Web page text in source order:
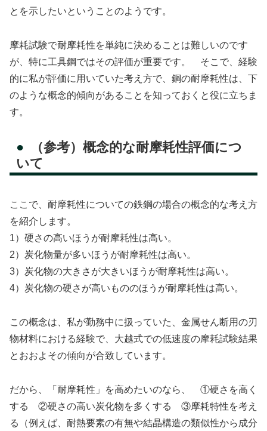
とを示したいということのようです。
摩耗試験で耐摩耗性を単純に決めることは難しいのです
が、特に工具鋼ではその評価が重要です。 そこで、経験
的に私が評価に用いていた考え方で、鋼の耐摩耗性は、下
のような概念的傾向があることを知っておくと役に立ちま
す。
（参考）概念的な耐摩耗性評価につ
いて
ここで、耐摩耗性についての鉄鋼の場合の概念的な考え方
を紹介します。
1）硬さの高いほうが耐摩耗性は高い。
2）炭化物量が多いほうが耐摩耗性は高い。
3）炭化物の大きさが大きいほうが耐摩耗性は高い。
4）炭化物の硬さが高いもののほうが耐摩耗性は高い。
この概念は、私が勤務中に扱っていた、金属せん断用の刃
物材料における経験で、大越式での低速度の摩耗試験結果
とおおよその傾向が合致しています。
だから、「耐摩耗性」を高めたいのなら、 ①硬さを高く
する ②硬さの高い炭化物を多くする ③摩耗特性を考え
る（例えば、耐熱要素の有無や結晶構造の類似性から成分